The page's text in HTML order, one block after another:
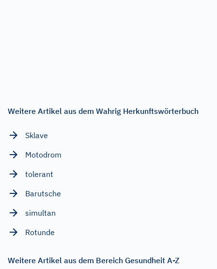
Weitere Artikel aus dem Wahrig Herkunftswörterbuch
Sklave
Motodrom
tolerant
Barutsche
simultan
Rotunde
Weitere Artikel aus dem Bereich Gesundheit A-Z